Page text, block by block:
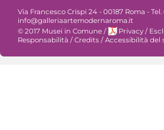
Via Francesco Crispi 24 - 00187 Roma -
info@galleriaartemodernaroma.it
© 2017 Musei in Comune / Privacy /
Responsabilità / Credits / Accessibilità del